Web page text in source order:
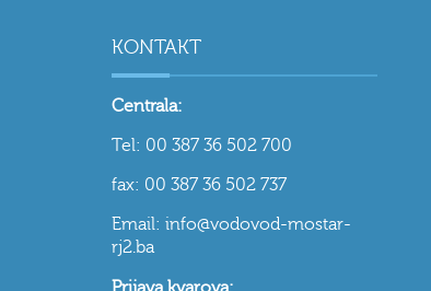
KONTAKT
Centrala:
Tel: 00 387 36 502 700
fax: 00 387 36 502 737
Email: info@vodovod-mostar-
rj2.ba